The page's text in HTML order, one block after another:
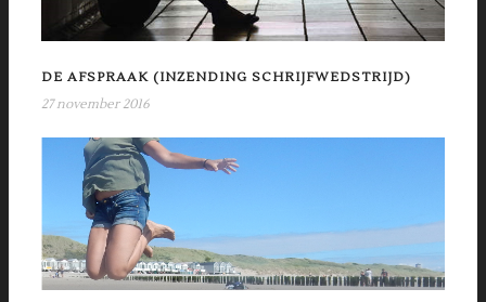
DE AFSPRAAK (INZENDING SCHRIJFWEDSTRIJD)
27 november 2016